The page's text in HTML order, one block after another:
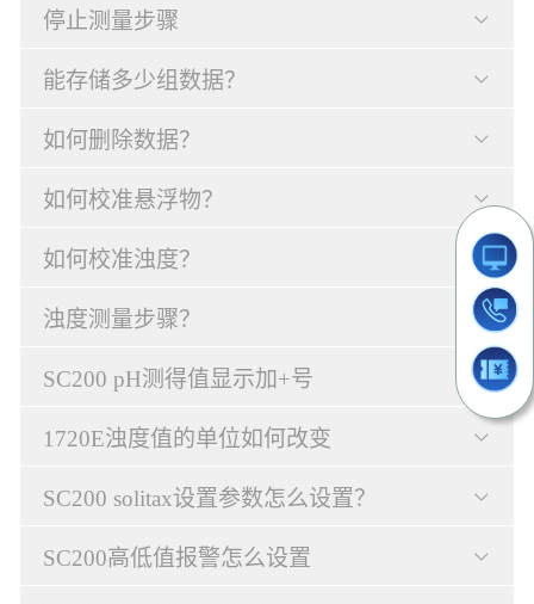
停止测量步骤
能存储多少组数据？
如何删除数据？
如何校准悬浮物？
如何校准浊度？
浊度测量步骤？
SC200 pH测得值显示加+号
1720E浊度值的单位如何改变
SC200 solitax设置参数怎么设置？
SC200高低值报警怎么设置